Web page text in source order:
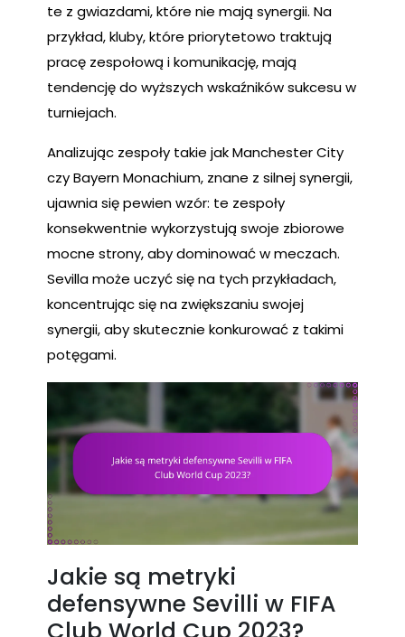
te z gwiazdami, które nie mają synergii. Na
przykład, kluby, które priorytetowo traktują
pracę zespołową i komunikację, mają
tendencję do wyższych wskaźników sukcesu w
turniejach.
Analizując zespoły takie jak Manchester City
czy Bayern Monachium, znane z silnej synergii,
ujawnia się pewien wzór: te zespoły
konsekwentnie wykorzystują swoje zbiorowe
mocne strony, aby dominować w meczach.
Sevilla może uczyć się na tych przykładach,
koncentrując się na zwiększaniu swojej
synergii, aby skutecznie konkurować z takimi
potęgami.
Jakie są metryki
defensywne Sevilli w FIFA